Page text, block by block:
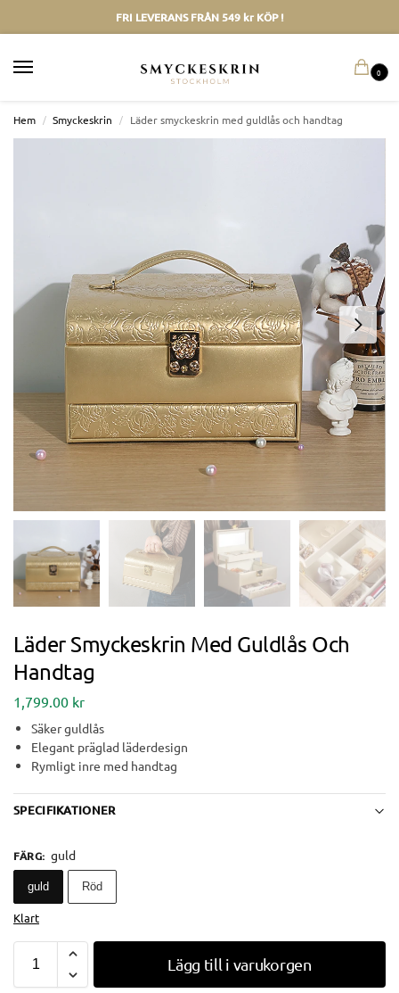
FRI LEVERANS FRÅN 549 kr KÖP !
0
Hem / Smyckeskrin / Läder smyckeskrin med guldlås och handtag
Läder Smyckeskrin Med Guldlås Och
Handtag
1,799.00 kr
Säker guldlås
Elegant präglad läderdesign
Rymligt inre med handtag
SPECIFIKATIONER
FÄRG: guld
guld Röd
Klart
Lägg till i varukorgen